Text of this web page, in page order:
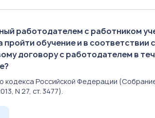
работодателем с работником
обучение и в соответствии
договору с работодателем в
кодекса Российской Федерации
N 27, ст. 3477).